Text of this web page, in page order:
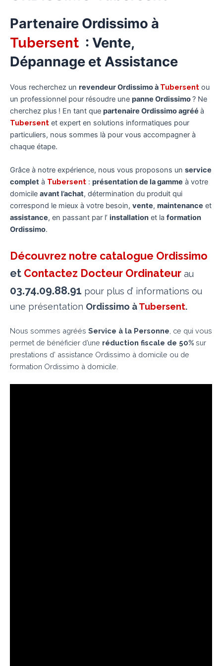
Partenaire Ordissimo à
Tubersent : Vente,
Dépannage et Assistance
Vous recherchez un revendeur Ordissimo à Tubersent ou
un professionnel pour résoudre une panne Ordissimo? Ne
cherchez plus ! En tant que partenaire Ordissimo agréé à
Tubersent et expert en solutions informatiques pour
particuliers, nous sommes là pour vous accompagner à
chaque étape.
Grâce à notre expérience, nous vous proposons un service
complet à Tubersent : présentation de la gamme à votre
domicile avant l’achat, détermination du produit qui
correspond le mieux à votre besoin, vente, maintenance et
assistance, en passant par l’ installation et la formation
Ordissimo.
Découvrez notre catalogue Ordissimo
et Contactez Docteur Ordinateur au
03.74.09.88.91 pour plus d’ informations ou
une présentation Ordissimo àTubersent.
Nous sommes agréés Service à la Personne , ce qui vous
permet de bénéficier d’une réduction fiscale de 50% sur
prestations d’ assistance Ordissimo à domicile ou de
formation Ordissimo à domicile.